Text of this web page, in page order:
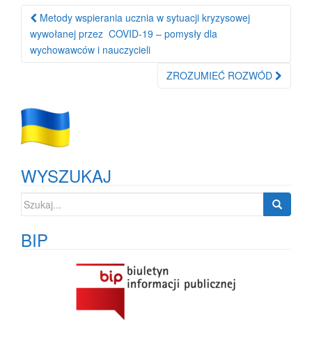
Nawigacja
po
wpisie
Metody wspierania ucznia w sytuacji kryzysowej
wywołanej przez COVID-19 – pomysły dla
wychowawców i nauczycieli
ZROZUMIEĆ ROZWÓD
WYSZUKAJ
Szukaj:
BIP